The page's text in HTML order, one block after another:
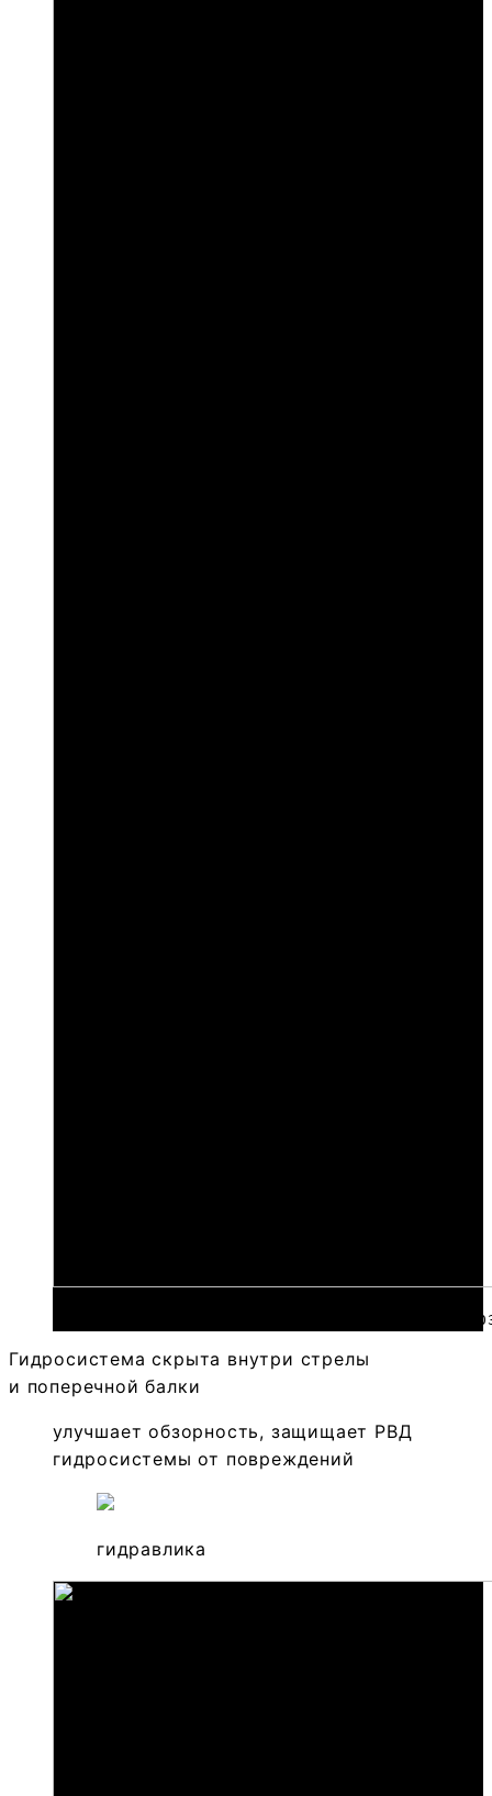
https://bzemlya.ru/wp-content/uploads/2023/
Гидросистема скрыта внутри стрелы
и поперечной балки
улучшает обзорность, защищает РВД
гидросистемы от повреждений
гидравлика